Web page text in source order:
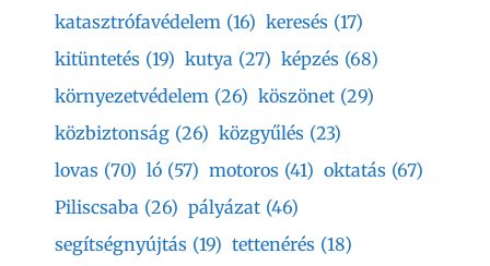
katasztrófavédelem (16) keresés (17)
kitüntetés (19) kutya (27) képzés (68)
környezetvédelem (26) köszönet (29)
közbiztonság (26) közgyűlés (23)
lovas (70) ló (57) motoros (41) oktatás (67)
Piliscsaba (26) pályázat (46)
segítségnyújtás (19) tettenérés (18)